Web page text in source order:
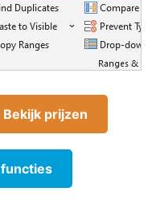
Bekijk prijzen